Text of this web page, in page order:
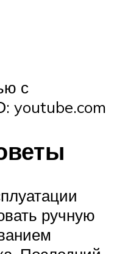
с
youtube.com
ручную